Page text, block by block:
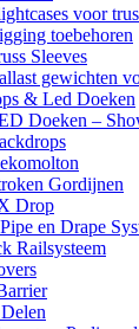
voor
toebehoren
Sleeves
gewichten
& Led Doeken
Doeken –
Gordijnen
Drop
en Drape
Railsysteem